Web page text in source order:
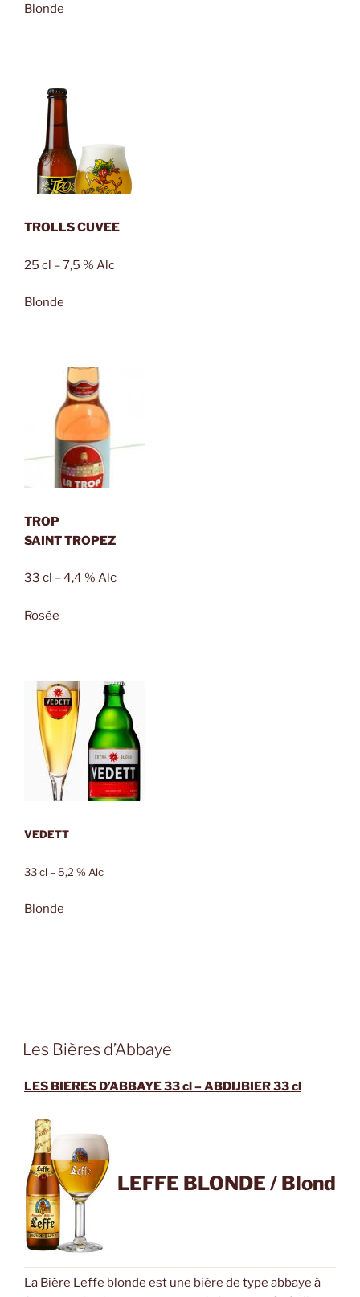
Blonde
TROLLS CUVEE
25 cl – 7,5 % Alc
Blonde
TROP
SAINT TROPEZ
33 cl – 4,4 % Alc
Rosée
VEDETT
33 cl – 5,2 % Alc
Blonde
PUBLIÉ
LE
Les Bières d’Abbaye
LES BIERES D’ABBAYE 33 cl – ABDIJBIER 33 cl
LEFFE BLONDE / Blond
La Bière Leffe blonde est une bière de type abbaye à